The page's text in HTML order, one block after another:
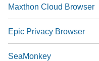
Maxthon Cloud Browser
Epic Privacy Browser
SeaMonkey